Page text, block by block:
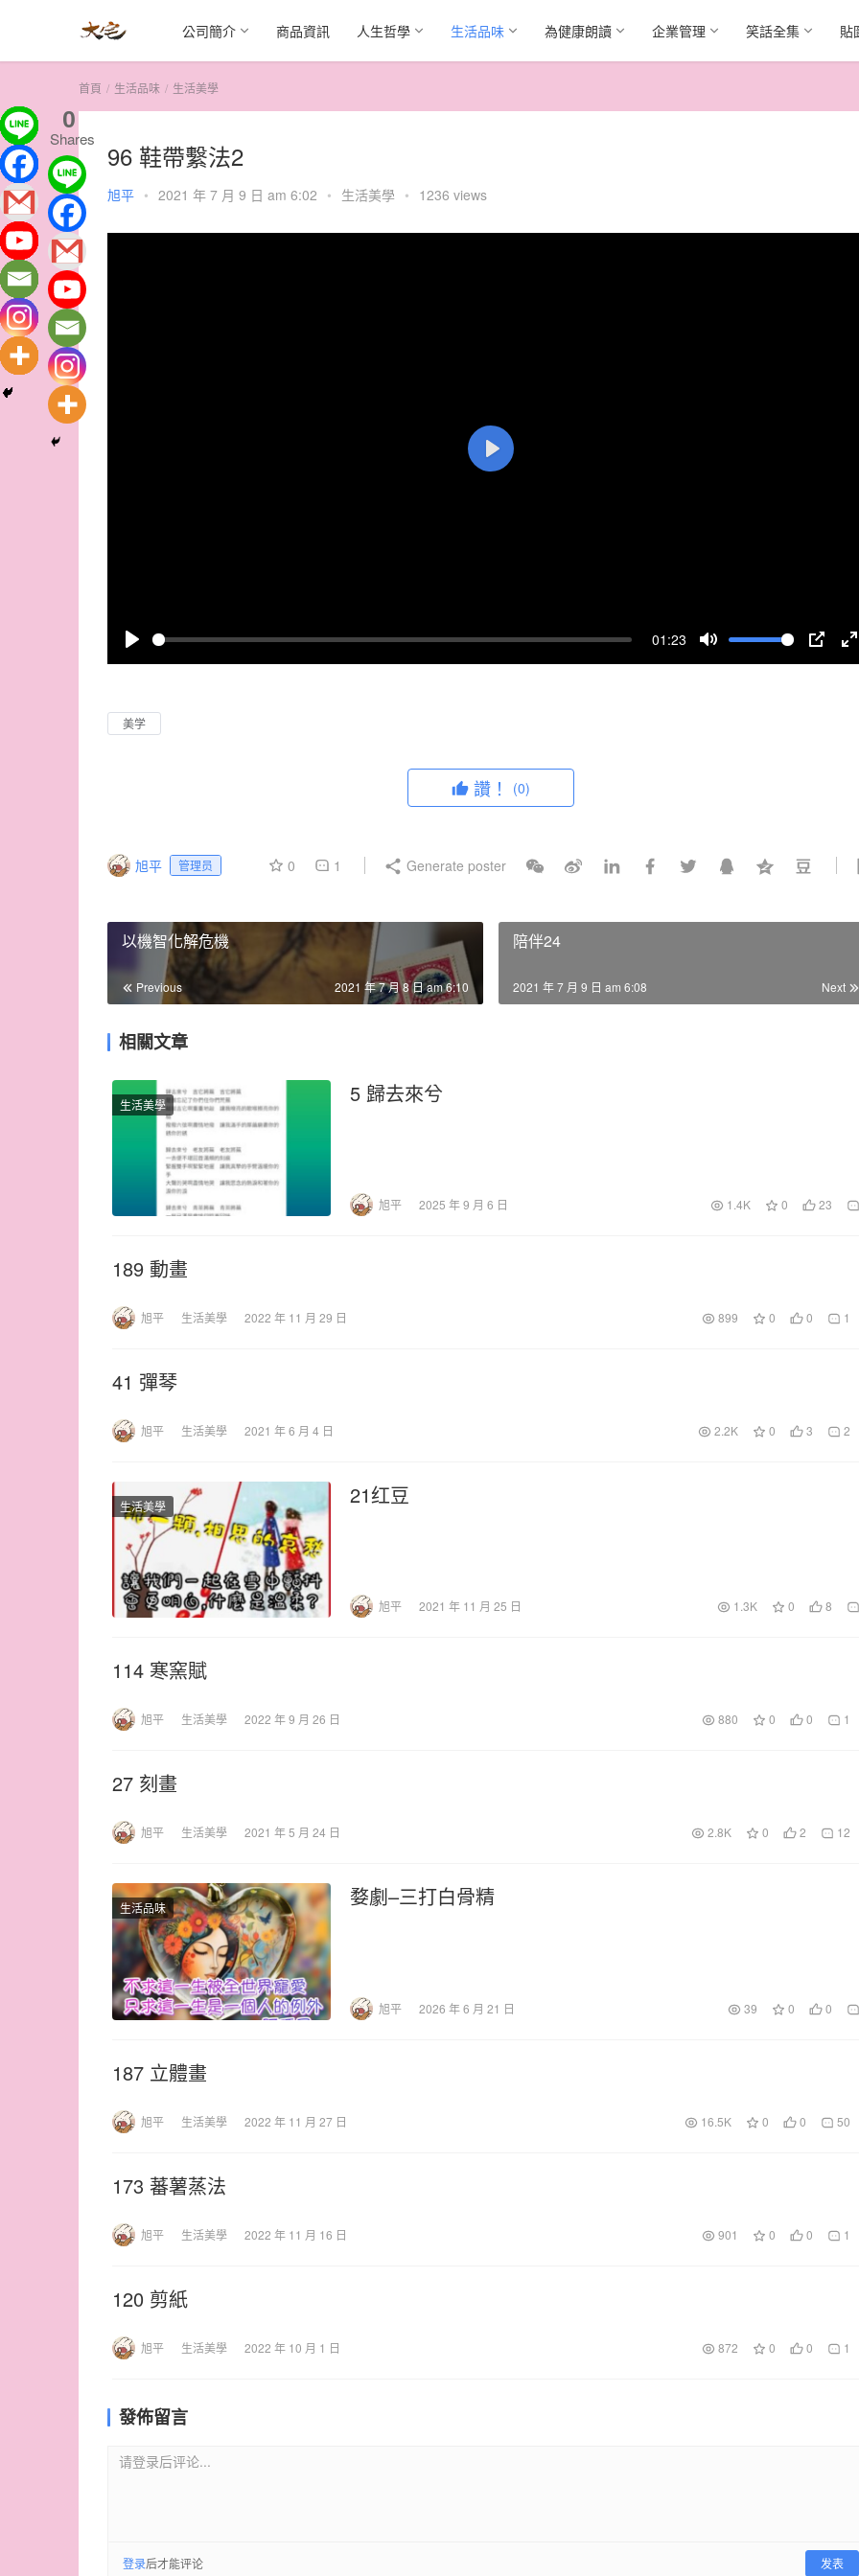
公司簡介 商品資訊 人生哲學 生活品味 為健康朗讀 企業管理 笑話全集 貼
首頁 生活品味 生活美學
96 鞋帶繫法2
旭平 • 2021 年 7 月 9 日 am 6:02 • 生活美學 • 1236 views
P
a
y
01:23
M
P
E
c
e
P
美学
讚！ (0)
旭平 管理员 0 1 Generate poster
以機智化解危機
Previous 2021 年 7 月 8 日 am 6:10
陪伴24
Next
2021 年 7 月 9 日 am 6:08
相關文章
生活美學 5 歸去來兮
旭平 2025 年 9 月 6 日 1.4K 0 23
189 動畫
旭平 生活美學 2022 年 11 月 29 日 899 0 0 1
41 彈琴
旭平 生活美學 2021 年 6 月 4 日 2.2K 0 3 2
生活美學 21红豆
旭平 2021 年 11 月 25 日 1.3K 0 8
114 寒窯賦
旭平 生活美學 2022 年 9 月 26 日 880 0 0 1
27 刻畫
旭平 生活美學 2021 年 5 月 24 日 2.8K 0 2 12
生活品味 婺劇–三打白骨精
旭平 2026 年 6 月 21 日 39 0 0
187 立體畫
旭平 生活美學 2022 年 11 月 27 日 16.5K 0 0 50
173 蕃薯蒸法
旭平 生活美學 2022 年 11 月 16 日 901 0 0 1
120 剪紙
旭平 生活美學 2022 年 10 月 1 日 872 0 0 1
發佈留言
请登录后评论...
登录后才能评论 发表
0
Shares